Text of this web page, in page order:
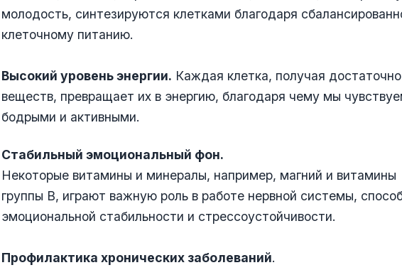
молодость, синтезируются клетками благодаря
клеточному питанию.
Высокий уровень энергии. Каждая клетка, получая
веществ, превращает их в энергию, благодаря чему мы
бодрыми и активными.
Стабильный эмоциональный фон.
Некоторые витамины и минералы, например, магний и витамины
группы B, играют важную роль в работе нервной системы,
эмоциональной стабильности и стрессоустойчивости.
Профилактика хронических заболеваний.